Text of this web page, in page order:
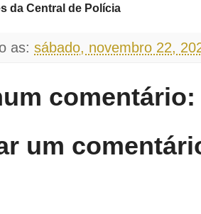
da Central de Polícia
as: sábado, novembro 22,
comentário:
um